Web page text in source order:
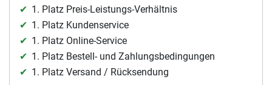
1. Platz Preis-Leistungs-Verhältnis
1. Platz Kundenservice
1. Platz Online-Service
1. Platz Bestell- und Zahlungsbedingungen
1. Platz Versand / Rücksendung